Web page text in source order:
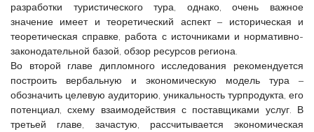
разработки туристического тура, однако, очень важное
значение имеет и теоретический аспект – историческая и
теоретическая справке, работа с источниками и нормативно-
законодательной базой, обзор ресурсов региона.
Во второй главе дипломного исследования рекомендуется
построить вербальную и экономическую модель тура –
обозначить целевую аудиторию, уникальность турпродукта, его
потенциал, схему взаимодействия с поставщиками услуг. В
третьей главе, зачастую, рассчитывается экономическая